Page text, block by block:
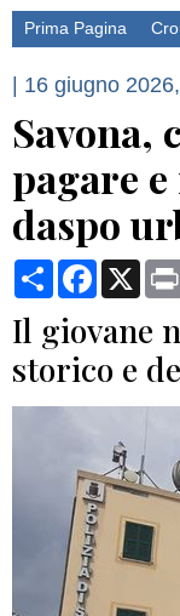
Prima Pagina
| 16 giugno
Savona,
pagare
daspo
CondividiFacebook
X
Il giovane
storico e